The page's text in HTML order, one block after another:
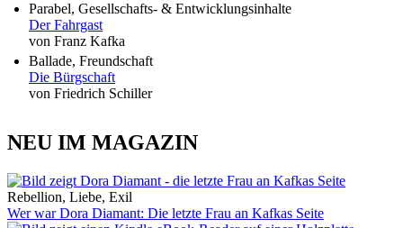
Parabel, Gesellschafts- & Entwicklungsinhalte
Der Fahrgast
von Franz Kafka
Ballade, Freundschaft
Die Bürgschaft
von Friedrich Schiller
NEU IM MAGAZIN
Rebellion, Liebe, Exil
Wer war Dora Diamant: Die letzte Frau an Kafkas Seite